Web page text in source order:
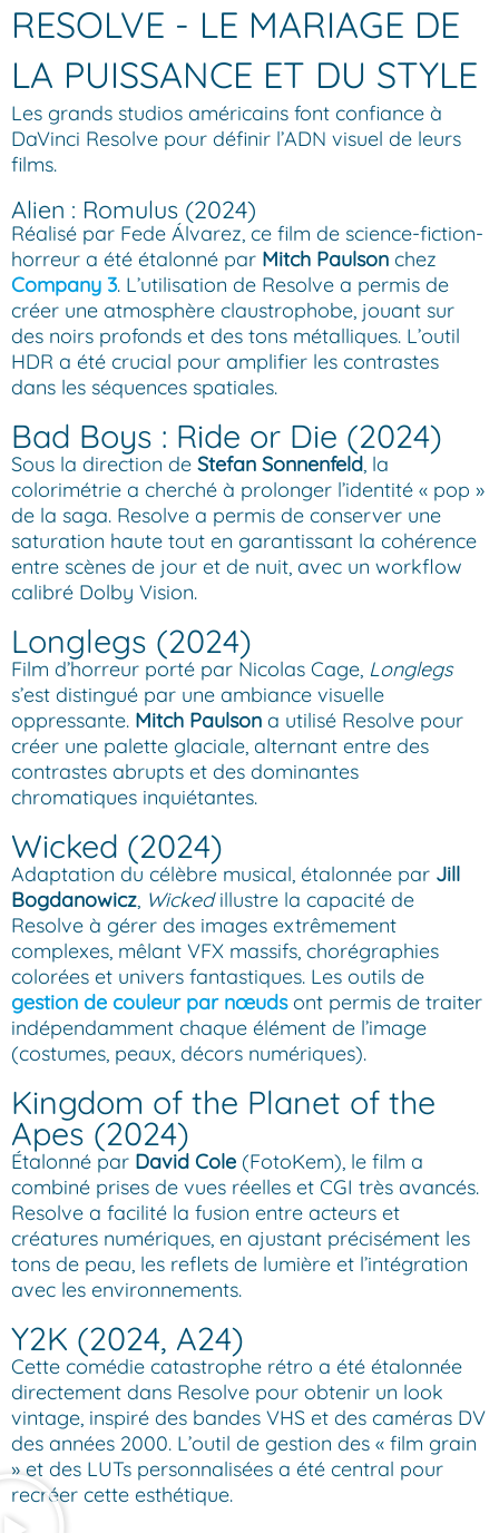
RESOLVE - LE MARIAGE DE
LA PUISSANCE ET DU STYLE
Les grands studios américains font confiance à
DaVinci Resolve pour définir l’ADN visuel de leurs
films.
Alien : Romulus (2024)
Réalisé par Fede Álvarez, ce film de science-fiction-
horreur a été étalonné par Mitch Paulson chez
Company 3. L’utilisation de Resolve a permis de
créer une atmosphère claustrophobe, jouant sur
des noirs profonds et des tons métalliques. L’outil
HDR a été crucial pour amplifier les contrastes
dans les séquences spatiales.
Bad Boys : Ride or Die (2024)
Sous la direction de Stefan Sonnenfeld, la
colorimétrie a cherché à prolonger l’identité « pop »
de la saga. Resolve a permis de conserver une
saturation haute tout en garantissant la cohérence
entre scènes de jour et de nuit, avec un workflow
calibré Dolby Vision.
Longlegs (2024)
Film d’horreur porté par Nicolas Cage, Longlegs
s’est distingué par une ambiance visuelle
oppressante. Mitch Paulson a utilisé Resolve pour
créer une palette glaciale, alternant entre des
contrastes abrupts et des dominantes
chromatiques inquiétantes.
Wicked (2024)
Adaptation du célèbre musical, étalonnée par Jill
Bogdanowicz, Wickedillustre la capacité de
Resolve à gérer des images extrêmement
complexes, mêlant VFX massifs, chorégraphies
colorées et univers fantastiques. Les outils de
gestion de couleur par nœudsont permis de traiter
indépendamment chaque élément de l’image
(costumes, peaux, décors numériques).
Kingdom of the Planet of the
Apes (2024)
Étalonné par David Cole (FotoKem), le film a
combiné prises de vues réelles et CGI très avancés.
Resolve a facilité la fusion entre acteurs et
créatures numériques, en ajustant précisément les
tons de peau, les reflets de lumière et l’intégration
avec les environnements.
Y2K (2024, A24)
Cette comédie catastrophe rétro a été étalonnée
directement dans Resolve pour obtenir un look
vintage, inspiré des bandes VHS et des caméras DV
des années 2000. L’outil de gestion des « film grain
» et des LUTs personnalisées a été central pour
recréer cette esthétique.